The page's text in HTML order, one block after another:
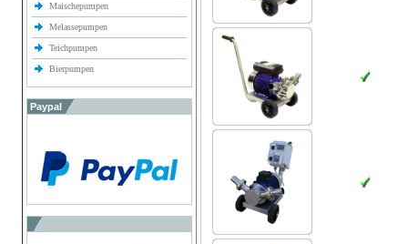
Maischepumpen
Melassepumpen
Teichpumpen
Bierpumpen
Paypal